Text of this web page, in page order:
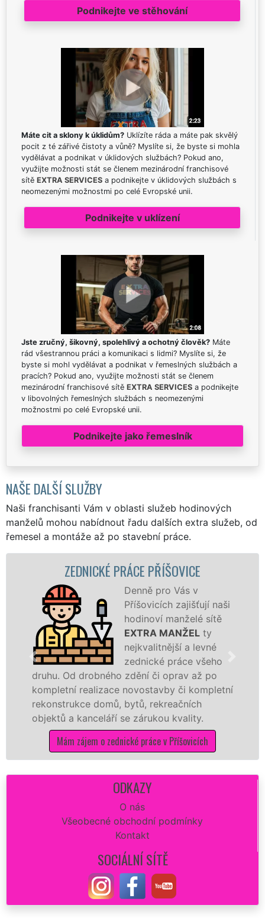
Podnikejte ve stěhování
Máte cit a sklony k úklidům? Uklízíte ráda a máte pak skvělý
pocit z té zářivé čistoty a vůně? Myslíte si, že byste si mohla
vydělávat a podnikat v úklidových službách? Pokud ano,
využijte možnosti stát se členem mezinárodní franchisové
sítě EXTRA SERVICES a podnikejte v úklidových službách s
neomezenými možnostmi po celé Evropské unii.
Podnikejte v uklízení
Jste zručný, šikovný, spolehlivý a ochotný člověk? Máte
rád všestrannou práci a komunikaci s lidmi? Myslíte si, že
byste si mohl vydělávat a podnikat v řemeslných službách a
pracích? Pokud ano, využijte možnosti stát se členem
mezinárodní franchisové sítě EXTRA SERVICES a podnikejte
v libovolných řemeslných službách s neomezenými
možnostmi po celé Evropské unii.
Podnikejte jako řemeslník
NAŠE DALŠÍ SLUŽBY
Naši franchisanti Vám v oblasti služeb hodinových
manželů mohou nabídnout řadu dalších extra služeb, od
řemesel a montáže až po stavební práce.
ZEDNICKÉ PRÁCE PŘÍŠOVICE
Denně pro Vás v
Příšovicích zajišťují naši
hodinoví manželé sítě
EXTRA MANŽELty
nejkvalitnější a levné
zednické práce všeho
Od drobného zdění či oprav až po
realizace novostavby či kompletní
domů, bytů, rekreačních
a kanceláří se zárukou kvality.
zájem o zednické práce v Příšovicích
ODKAZY
O nás
Všeobecné obchodní podmínky
Kontakt
SOCIÁLNÍ SÍTĚ